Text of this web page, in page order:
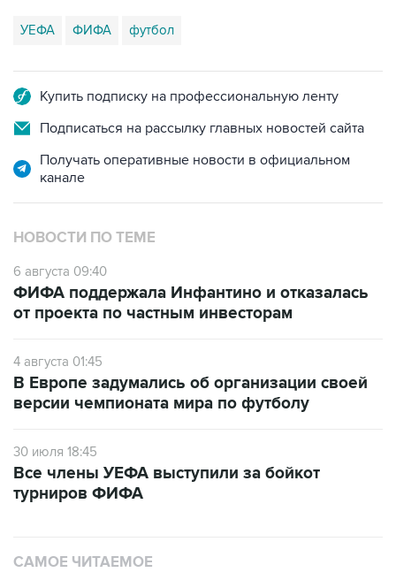
УЕФА ФИФА футбол
Купить подписку на профессиональную ленту
Подписаться на рассылку главных новостей сайта
Получать оперативные новости в официальном
канале
НОВОСТИ ПО ТЕМЕ
6 августа 09:40
ФИФА поддержала Инфантино и отказалась
от проекта по частным инвесторам
4 августа 01:45
В Европе задумались об организации своей
версии чемпионата мира по футболу
30 июля 18:45
Все члены УЕФА выступили за бойкот
турниров ФИФА
САМОЕ ЧИТАЕМОЕ